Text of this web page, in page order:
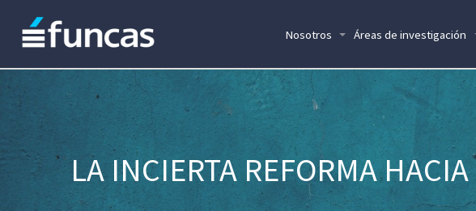
Nosotros Áreas de investigación
LA INCIERTA REFORMA